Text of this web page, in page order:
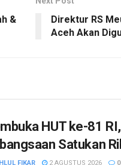
&
Direktur RS
Aceh Akan
HUT ke-81
Satukan
FIKAR 2 AGUSTUS 2026 0